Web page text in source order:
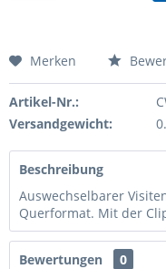
Merken
Artikel-Nr.:
Versandgewicht:
Beschreibung
Auswechselbarer
Querformat. Mit der
Bewertungen
0